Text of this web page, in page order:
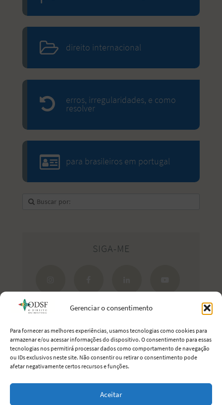
Gerenciar o consentimento
Para fornecer as melhores experiências, usamos tecnologias como cookies para
armazenar e/ou acessar informações do dispositivo. O consentimento para essas
tecnologias nos permitirá processar dados como comportamento de navegação
ou IDs exclusivos neste site. Não consentir ou retirar o consentimento pode
afetar negativamente certos recursos e funções.
Aceitar
direito internacional
erros, irregularidades, e como
resolver
para brasileiros em portugal
SIGA-ME
Estreite seus laços com Portugal.